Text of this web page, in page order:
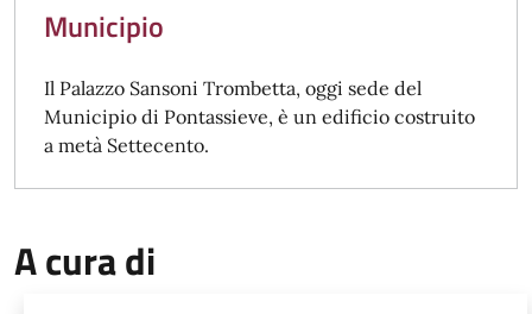
Municipio
Il Palazzo Sansoni Trombetta, oggi sede del
Municipio di Pontassieve, è un edificio costruito
a metà Settecento.
A cura di